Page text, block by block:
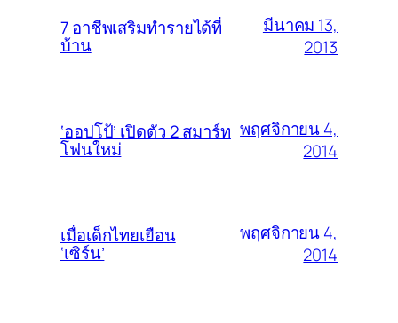
7 อาชีพเสริมทำรายได้ที่
บ้าน
มีนาคม 13,
2013
‘ออปโป้’ เปิดตัว 2 สมาร์ท
โฟนใหม่
พฤศจิกายน 4,
2014
เมื่อเด็กไทยเยือน
‘เซิร์น’
พฤศจิกายน 4,
2014